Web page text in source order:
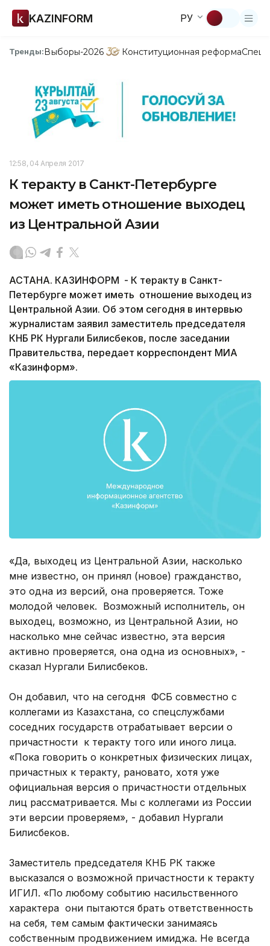
KAZINFORM РУ
Тренды:Выборы-2026 Конституционная реформа
12:58, 04 Апреля 2017
К теракту в Санкт-Петербурге
может иметь отношение выходец
из Центральной Азии
АСТАНА. КАЗИНФОРМ - К теракту в Санкт-
Петербурге может иметь отношение выходец из
Центральной Азии. Об этом сегодня в интервью
журналистам заявил заместитель председателя
КНБ РК Нургали Билисбеков, после заседании
Правительства, передает корреспондент МИА
«Казинформ».
«Да, выходец из Центральной Азии, насколько
мне известно, он принял (новое) гражданство,
это одна из версий, она проверяется. Тоже
молодой человек. Возможный исполнитель, он
выходец, возможно, из Центральной Азии, но
насколько мне сейчас известно, эта версия
активно проверяется, она одна из основных», -
сказал Нургали Билисбеков.
Он добавил, что на сегодня ФСБ совместно с
коллегами из Казахстана, со спецслужбами
соседних государств отрабатывает версии о
причастности к теракту того или иного лица.
«Пока говорить о конкретных физических лицах,
причастных к теракту, рановато, хотя уже
официальная версия о причастности отдельных
лиц рассматривается. Мы с коллегами из России
эти версии проверяем», - добавил Нургали
Билисбеков.
Заместитель председателя КНБ РК также
высказался о возможной причастности к теракту
ИГИЛ. «По любому событию насильственного
характера они пытаются брать ответственность
на себя, тем самым фактически занимаясь
собственным продвижением имиджа. Не всегда